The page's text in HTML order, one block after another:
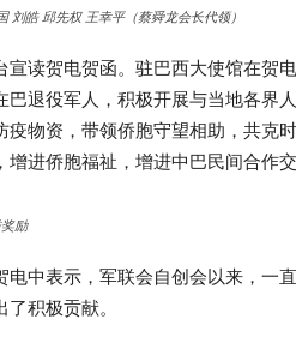
刘皓 邱先权 王幸平（蔡舜龙会长代领）
宣读贺电贺函。驻巴西大使馆在贺
巴退役军人，积极开展与当地各界
疫物资，带领侨胞守望相助，共克
进侨胞福祉，增进中巴民间合作交
励
电中表示，军联会自创会以来，一
积极贡献。